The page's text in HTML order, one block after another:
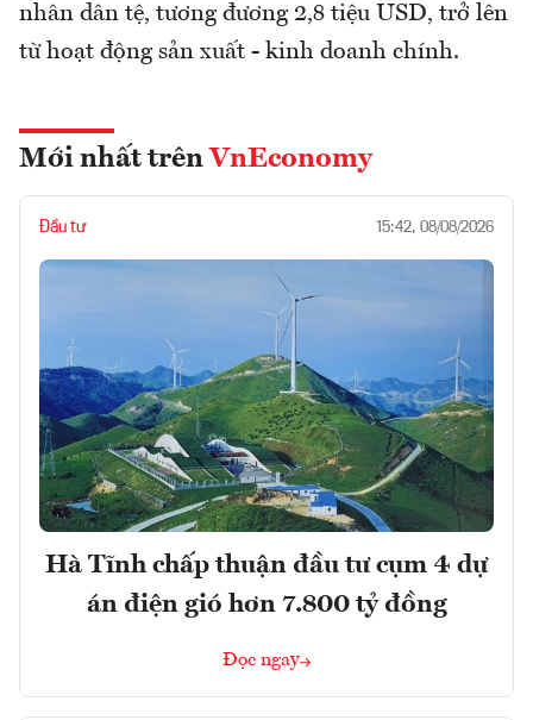
nhân dân tệ, tương đương 2,8 tiệu USD, trở lên
từ hoạt động sản xuất - kinh doanh chính.
Mới nhất trên VnEconomy
Đầu tư 15:42, 08/08/2026
Hà Tĩnh chấp thuận đầu tư cụm 4 dự
án điện gió hơn 7.800 tỷ đồng
Đọc ngay